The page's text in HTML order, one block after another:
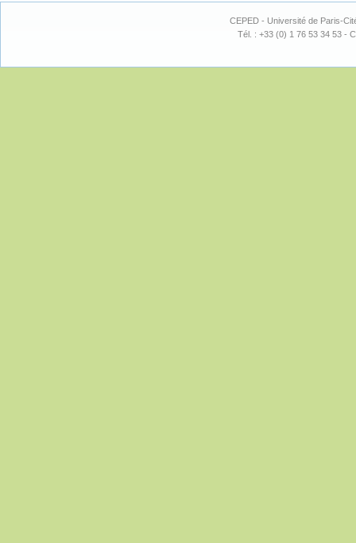
CEPED - Université de Paris-
Tél. : +33 (0) 1 76 53 34 53 -